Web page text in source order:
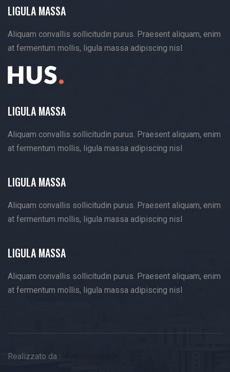
LIGULA MASSA
Aliquam convallis sollicitudin purus. Praesent aliquam, enim
at fermentum mollis, ligula massa adipiscing nisl
LIGULA MASSA
Aliquam convallis sollicitudin purus. Praesent aliquam, enim
at fermentum mollis, ligula massa adipiscing nisl
LIGULA MASSA
Aliquam convallis sollicitudin purus. Praesent aliquam, enim
at fermentum mollis, ligula massa adipiscing nisl
LIGULA MASSA
Aliquam convallis sollicitudin purus. Praesent aliquam, enim
at fermentum mollis, ligula massa adipiscing nisl
Realizzato da :